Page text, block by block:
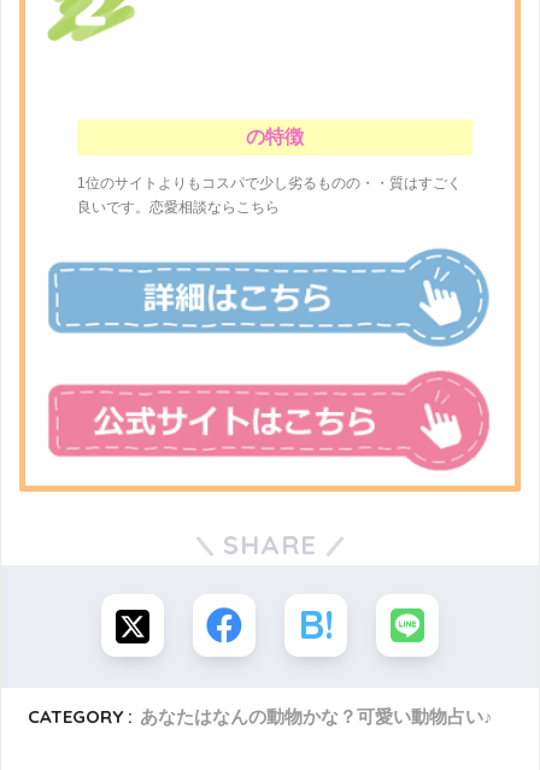
の特徴
1位のサイトよりもコスパで少し劣るものの・・質はすごく
良いです。恋愛相談ならこちら
SHARE
CATEGORY : あなたはなんの動物かな？可愛い動物占い♪